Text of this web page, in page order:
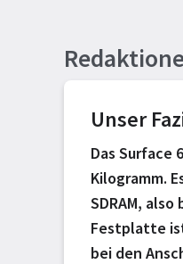
Unser
Das Surface
Kilogramm.
SDRAM,
Festplatte
bei den